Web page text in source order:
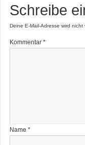
Schreibe
Deine E-Mail-Adresse wird nicht
Kommentar *
Name *